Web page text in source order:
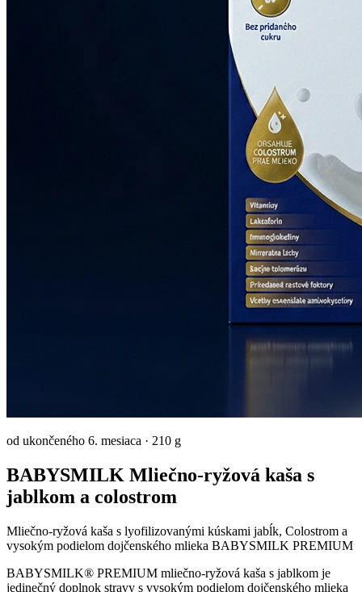
od ukončeného 6. mesiaca · 210 g
BABYSMILK Mliečno-ryžová kaša s
jablkom a colostrom
Mliečno-ryžová kaša s lyofilizovanými kúskami jabĺk, Colostrom a
vysokým podielom dojčenského mlieka BABYSMILK PREMIUM
BABYSMILK® PREMIUM mliečno-ryžová kaša s jablkom je
jedinečný doplnok stravy s vysokým podielom dojčenského mlieka